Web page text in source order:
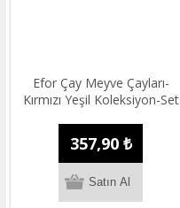
Efor Çay Meyve Çayları-
Kırmızı Yeşil Koleksiyon-Set
357,90 ₺